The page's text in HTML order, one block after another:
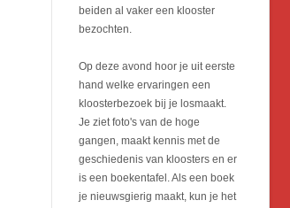
beiden al vaker een klooster
bezochten.
Op deze avond hoor je uit eerste
hand welke ervaringen een
kloosterbezoek bij je losmaakt.
Je ziet foto's van de hoge
gangen, maakt kennis met de
geschiedenis van kloosters en er
is een boekentafel. Als een boek
je nieuwsgierig maakt, kun je het